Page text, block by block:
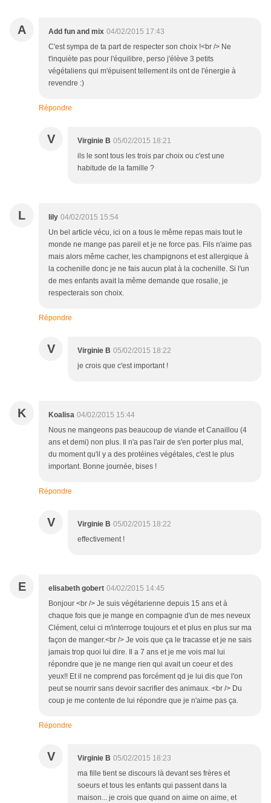
A Add fun and mix 04/02/2015 17:43
C'est sympa de ta part de respecter son choix !<br /> Ne
t'inquiète pas pour l'équilibre, perso j'élève 3 petits
végétaliens qui m'épuisent tellement ils ont de l'énergie à
revendre :)
Répondre
V Virginie B 05/02/2015 18:21
ils le sont tous les trois par choix ou c'est une
habitude de la famille ?
L lily 04/02/2015 15:54
Un bel article vécu, ici on a tous le même repas mais tout le
monde ne mange pas pareil et je ne force pas. Fils n'aime pas
mais alors même cacher, les champignons et est allergique à
la cochenille donc je ne fais aucun plat à la cochenille. Si l'un
de mes enfants avait la même demande que rosalie, je
respecterais son choix.
Répondre
V Virginie B 05/02/2015 18:22
je crois que c'est important !
K Koalisa 04/02/2015 15:44
Nous ne mangeons pas beaucoup de viande et Canaillou (4
ans et demi) non plus. Il n'a pas l'air de s'en porter plus mal,
du moment qu'il y a des protéines végétales, c'est le plus
important. Bonne journée, bises !
Répondre
V Virginie B 05/02/2015 18:22
effectivement !
E elisabeth gobert 04/02/2015 14:45
Bonjour <br /> Je suis végétarienne depuis 15 ans et à
chaque fois que je mange en compagnie d'un de mes neveux
Clément, celui ci m'interroge toujours et et plus en plus sur ma
façon de manger.<br /> Je vois que ça le tracasse et je ne sais
jamais trop quoi lui dire. Il a 7 ans et je me vois mal lui
répondre que je ne mange rien qui avait un coeur et des
yeux!! Et il ne comprend pas forcément qd je lui dis que l'on
peut se nourrir sans devoir sacrifier des animaux. <br /> Du
coup je me contente de lui répondre que je n'aime pas ça.
Répondre
V Virginie B 05/02/2015 18:23
ma fille tient se discours là devant ses frères et
soeurs et tous les enfants qui passent dans la
maison... je crois que quand on aime on aime, et